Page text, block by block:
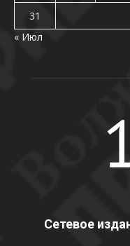
31
« Июл
Сетевое